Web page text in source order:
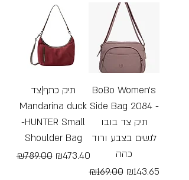
תיק כתף|צד
Mandarina duck
-HUNTER Small
Shoulder Bag
Regular Price
₪789.00 Sale Price
₪473.40
BoBo Women's
Side Bag 2084 -
תיק צד בובו
לנשים בצבע ורוד
כהה
Regular Price
₪169.00 Sale Price
₪143.65